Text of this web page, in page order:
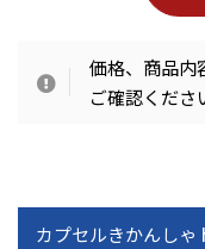
価格、商品内
ご確認くださ
カプセルきかんしゃ